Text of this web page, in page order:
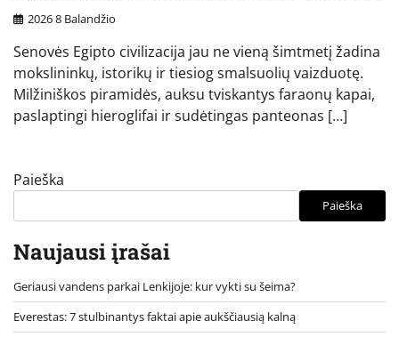
2026 8 Balandžio
Senovės Egipto civilizacija jau ne vieną šimtmetį žadina
mokslininkų, istorikų ir tiesiog smalsuolių vaizduotę.
Milžiniškos piramidės, auksu tviskantys faraonų kapai,
paslaptingi hieroglifai ir sudėtingas panteonas […]
Paieška
Paieška
Naujausi įrašai
Geriausi vandens parkai Lenkijoje: kur vykti su šeima?
Everestas: 7 stulbinantys faktai apie aukščiausią kalną